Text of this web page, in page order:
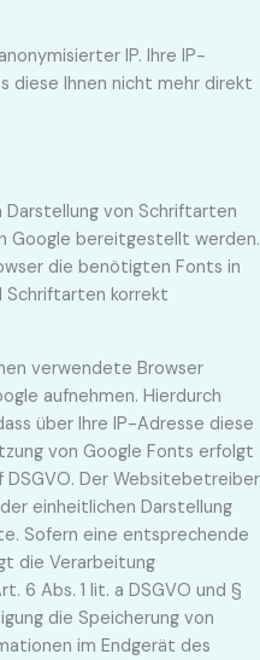
IP. Ihre IP-
diese Ihnen nicht mehr direkt
von Schriftarten
Google bereitgestellt werden.
die benötigten Fonts in
Schriftarten korrekt
verwendete Browser
aufnehmen. Hierdurch
über Ihre IP-Adresse diese
von Google Fonts erfolgt
DSGVO. Der Websitebetreiber
einheitlichen Darstellung
Sofern eine entsprechende
die Verarbeitung
6 Abs. 1 lit. a DSGVO und §
die Speicherung von
im Endgerät des